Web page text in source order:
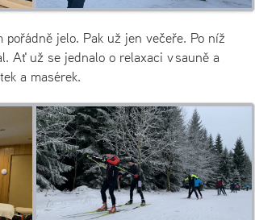
jelo. Pak už jen večeře. Po níž
Ať už se jednalo o relaxaci v sauně a
a masérek.